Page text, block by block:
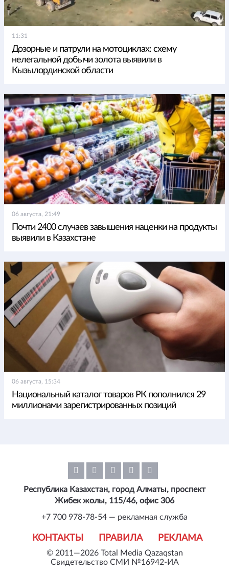
11:31
Дозорные и патрули на мотоциклах: схему
нелегальной добычи золота выявили в
Кызылординской области
06 августа, 21:49
Почти 2400 случаев завышения наценки на продукты
выявили в Казахстане
06 августа, 15:34
Национальный каталог товаров РК пополнился 29
миллионами зарегистрированных позиций
© 2011—2026 Total Media Qazaqstan
Свидетельство СМИ №16942-ИА
КОНТАКТЫ ПРАВИЛА РЕКЛАМА
Республика Казахстан, город Алматы, проспект
Жибек жолы, 115/46, офис 306
+7 700 978-78-54 — рекламная служба